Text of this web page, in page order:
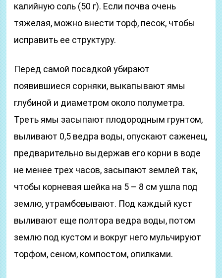
калийную соль (50 г). Если почва очень
тяжелая, можно внести торф, песок, чтобы
исправить ее структуру.
Перед самой посадкой убирают
появившиеся сорняки, выкапывают ямы
глубиной и диаметром около полуметра.
Треть ямы засыпают плодородным грунтом,
выливают 0,5 ведра воды, опускают саженец,
предварительно выдержав его корни в воде
не менее трех часов, засыпают землей так,
чтобы корневая шейка на 5 – 8 см ушла под
землю, утрамбовывают. Под каждый куст
выливают еще полтора ведра воды, потом
землю под кустом и вокруг него мульчируют
торфом, сеном, компостом, опилками.